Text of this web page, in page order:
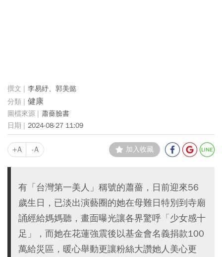
李易紓、郭美懿
健康
蕭薔臉書
2024-08-27 11:09
+A -A 加入收藏
有「台灣第一美人」稱號的蕭薔，日前迎來56
歲生日，已淡出演藝圈的她在母難日特別到寺廟
誦經給媽媽聽，畫面曝光讓各界驚呼「少女感十
足」，而她在花蓮強震後以基金會名義捐款100
萬給災區，暖心舉動更讓粉絲大讚她人美心更